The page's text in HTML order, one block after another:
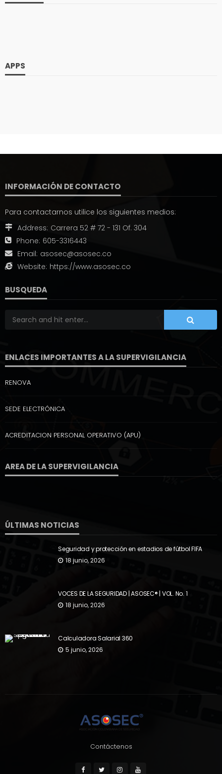
APPS
INFORMACIÓN DE CONTACTO
Para contactarnos utilice los siguientes medios:
Address: Carrera 52 # 72 - 131 Of. 304
Phone: 605-3316443
Email: asosec@asosec.co
Website: https://www.asosec.co
BUSQUEDA
ENLACES IMPORTANTES A LA SUPERVIGILANCIA
RENOVA
SEDE ELECTRÓNICA
ACREDITACION PERSONAL OPERATIVO (APU)
AREA DE LA SUPERVIGILANCIA
ÚLTIMAS NOTICIAS
Seguridad y protección en estadios de fútbol FIFA
18 junio, 2026
VOCES DE LA SEGURIDAD | ASOSEC® | VOL. No. 1
18 junio, 2026
Calculadora Salarial 360
5 junio, 2026
Contáctenos